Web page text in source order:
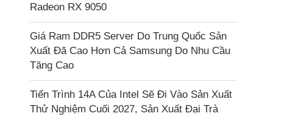
Radeon RX 9050
Giá Ram DDR5 Server Do Trung Quốc Sản
Xuất Đã Cao Hơn Cả Samsung Do Nhu Cầu
Tăng Cao
Tiến Trình 14A Của Intel Sẽ Đi Vào Sản Xuất
Thử Nghiệm Cuối 2027, Sản Xuất Đại Trà